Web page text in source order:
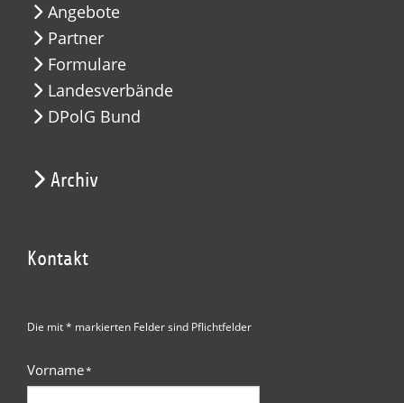
Angebote
Partner
Formulare
Landesverbände
DPolG Bund
Archiv
Kontakt
Die mit * markierten Felder sind Pflichtfelder
Vorname*